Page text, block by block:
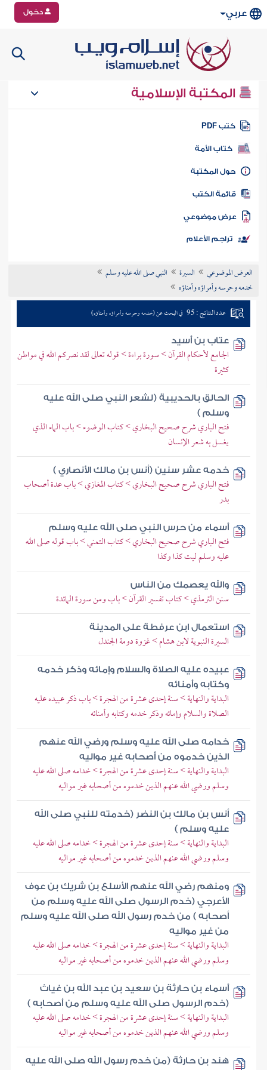
عربي دخول
المكتبة الإسلامية
كتب PDF
كتاب الأمة
المكتبة
الكتب
موضوعي
تراجم الأعلام
العرض الموضوعي السيرة
النبي صلى الله عليه وسلم
خدمه وحرسه وأمراؤه وأمناؤه
عدد النتائج : 95 في البحث عن (خدمه وحرسه وأمراؤه وأمناؤه)
عتاب بن أسيد
الجامع لأحكام القرآن > سورة براءة > قوله تعالى لقد نصركم الله في مواطن
كثيرة
الحالق بالحديبية (لشعر النبي صلى الله عليه
وسلم )
فتح الباري شرح صحيح البخاري > كتاب الوضوء > باب الماء الذي
يغسل به شعر الإنسان
خدمه عشر سنين (أنس بن مالك الأنصاري )
فتح الباري شرح صحيح البخاري > كتاب المغازي > باب عدة أصحاب
بدر
أسماء من حرس النبي صلى الله عليه وسلم
فتح الباري شرح صحيح البخاري > كتاب التمني > باب قوله صلى الله
عليه وسلم ليت كذا وكذا
والله يعصمك من الناس
سنن الترمذي > كتاب تفسير القرآن > باب ومن سورة المائدة
استعمال ابن عرفطة على المدينة
السيرة النبوية لابن هشام > غزوة دومة الجندل
عبيده عليه الصلاة والسلام وإمائه وذكر خدمه
وكتابه وأمنائه
البداية والنهاية > سنة إحدى عشرة من الهجرة > باب ذكر عبيده عليه
الصلاة والسلام وإمائه وذكر خدمه وكتابه وأمنائه
خدامه صلى الله عليه وسلم ورضي الله عنهم
الذين خدموه من أصحابه غير مواليه
البداية والنهاية > سنة إحدى عشرة من الهجرة > خدامه صلى الله عليه
وسلم ورضي الله عنهم الذين خدموه من أصحابه غير مواليه
أنس بن مالك بن النضر (خدمته للنبي صلى الله
عليه وسلم )
البداية والنهاية > سنة إحدى عشرة من الهجرة > خدامه صلى الله عليه
وسلم ورضي الله عنهم الذين خدموه من أصحابه غير مواليه
ومنهم رضي الله عنهم الأسلع بن شريك بن عوف
الأعرجي (خدم الرسول صلى الله عليه وسلم من
أصحابه ) من خدم رسول الله صلى الله عليه وسلم
من غير مواليه
البداية والنهاية > سنة إحدى عشرة من الهجرة > خدامه صلى الله عليه
وسلم ورضي الله عنهم الذين خدموه من أصحابه غير مواليه
أسماء بن حارثة بن سعيد بن عبد الله بن غياث
(خدم الرسول صلى الله عليه وسلم من أصحابه )
البداية والنهاية > سنة إحدى عشرة من الهجرة > خدامه صلى الله عليه
وسلم ورضي الله عنهم الذين خدموه من أصحابه غير مواليه
هند بن حارثة (من خدم رسول الله صلى الله عليه